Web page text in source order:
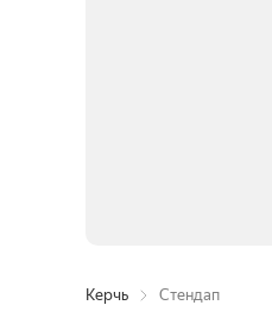
Керчь Стендап